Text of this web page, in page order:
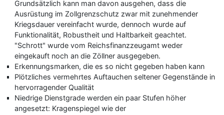
Grundsätzlich kann man davon ausgehen, dass die
Ausrüstung im Zollgrenzschutz zwar mit zunehmender
Kriegsdauer vereinfacht wurde, dennoch wurde auf
Funktionalität, Robustheit und Haltbarkeit geachtet.
"Schrott" wurde vom Reichsfinanzzeugamt weder
eingekauft noch an die Zöllner ausgegeben.
Erkennungsmarken, die es so nicht gegeben haben kann
Plötzliches vermehrtes Auftauchen seltener Gegenstände in
hervorragender Qualität
Niedrige Dienstgrade werden ein paar Stufen höher
angesetzt: Kragenspiegel wie der